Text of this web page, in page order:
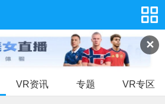
✕
VR资讯 专题 VR专区